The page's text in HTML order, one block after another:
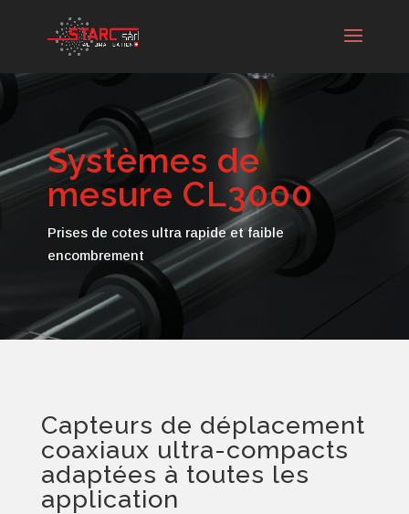
Systèmes de
mesure CL3000
Prises de cotes ultra rapide et faible
encombrement
Capteurs de déplacement
coaxiaux ultra-compacts
adaptées à toutes les
application